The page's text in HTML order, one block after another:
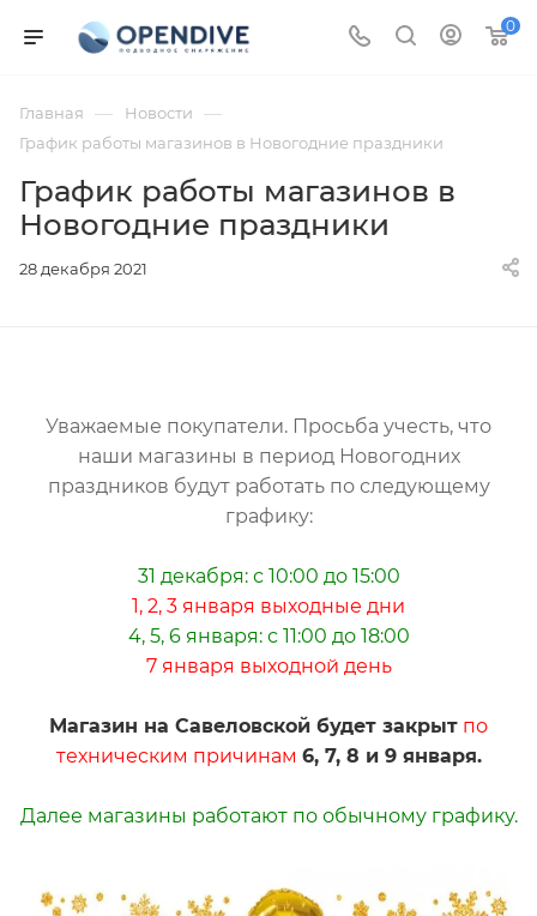
0
Главная — Новости —
График работы магазинов в Новогодние праздники
График работы магазинов в
Новогодние праздники
28 декабря 2021
Уважаемые покупатели. Просьба учесть, что
наши магазины в период Новогодних
праздников будут работать по следующему
графику:
31 декабря: с 10:00 до 15:00
1, 2, 3 января выходные дни
4, 5, 6 января: с 11:00 до 18:00
7 января выходной день
Магазин на Савеловской будет закрыт по
техническим причинам 6, 7, 8 и 9 января.
Далее магазины работают по обычному графику.